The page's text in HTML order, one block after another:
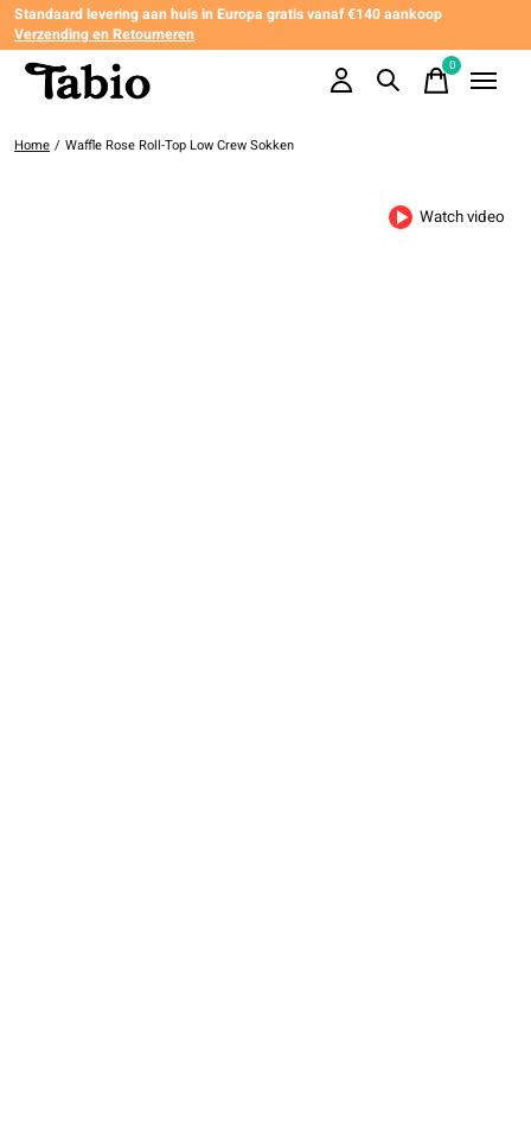
Standaard levering aan huis in Europa gratis vanaf €140 aankoop
Verzending en Retourneren
0items
Home / Waffle Rose Roll-Top Low Crew Sokken
Watch video